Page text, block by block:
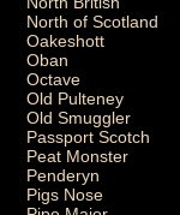
North of Scotland
Oakeshott
Oban
Octave
Old Pulteney
Old Smuggler
Passport Scotch
Peat Monster
Penderyn
Pigs Nose